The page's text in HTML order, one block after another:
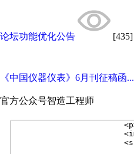
论坛功能优化公告 [435]
《中国仪器仪表》6月刊征稿函...
官方公众号智造工程师